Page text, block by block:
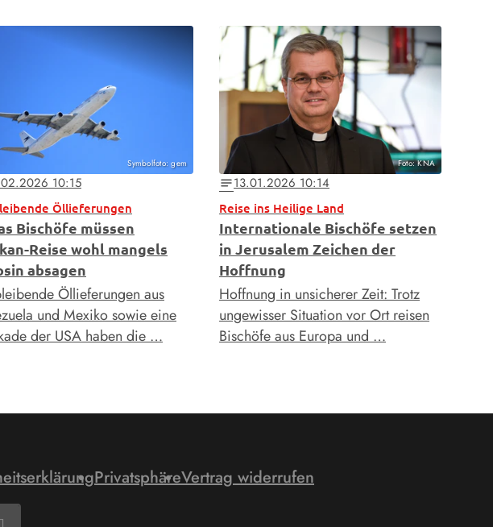
Symbolfoto: gem
10:15
Öllieferungen
Bischöfe müssen
Reise wohl mangels
absagen
Öllieferungen aus
und Mexiko sowie eine
der USA haben die …
Foto: KNA
notes13.01.2026 10:14
Reise ins Heilige Land
Internationale Bischöfe setzen
in Jerusalem Zeichen der
Hoffnung
Hoffnung in unsicherer Zeit: Trotz
ungewisser Situation vor Ort reisen
Bischöfe aus Europa und …
PrivatsphäreVertrag widerrufen